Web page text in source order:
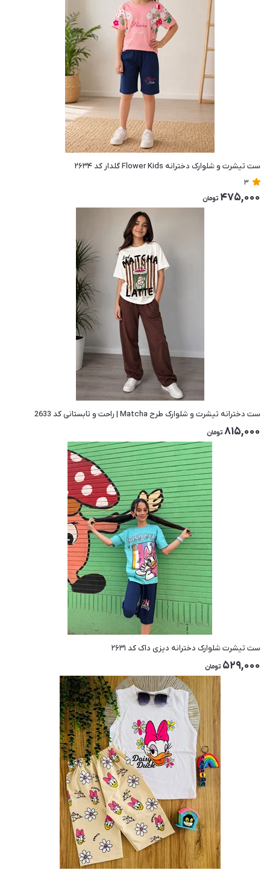
ست تیشرت و شلوارک دخترانه Flower Kids گلدار کد ۲۶۳۴
3
475,000 تومان
ست دخترانه تیشرت و شلوارک طرح Matcha | راحت و تابستانی کد 2633
815,000 تومان
ست تیشرت شلوارک دخترانه دیزی داک کد ۲۶۳۱
529,000 تومان